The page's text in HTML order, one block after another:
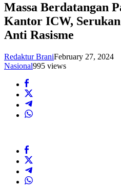
Massa Berdatangan
Kantor ICW,
Anti Rasisme
Redaktur BraniFebruary 27, 2024
Nasional995 views